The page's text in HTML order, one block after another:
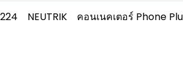
NEUTRIK คอนเนคเตอร์ Phone